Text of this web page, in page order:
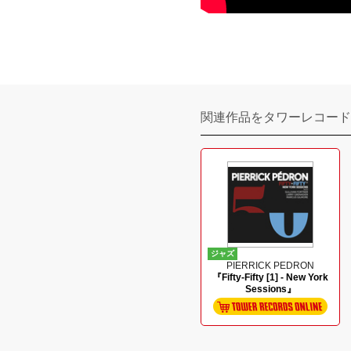
関連作品をタワーレコー
ジャズ
PIERRICK PEDRON
『Fifty-Fifty [1] - New York
Sessions』